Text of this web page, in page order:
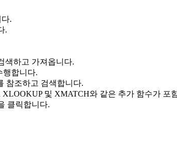
.
.
색하고 가져옵니다.
행합니다.
참조하고 검색합니다.
XLOOKUP 및 XMATCH와 같은 추가 함수가 포
클릭합니다.